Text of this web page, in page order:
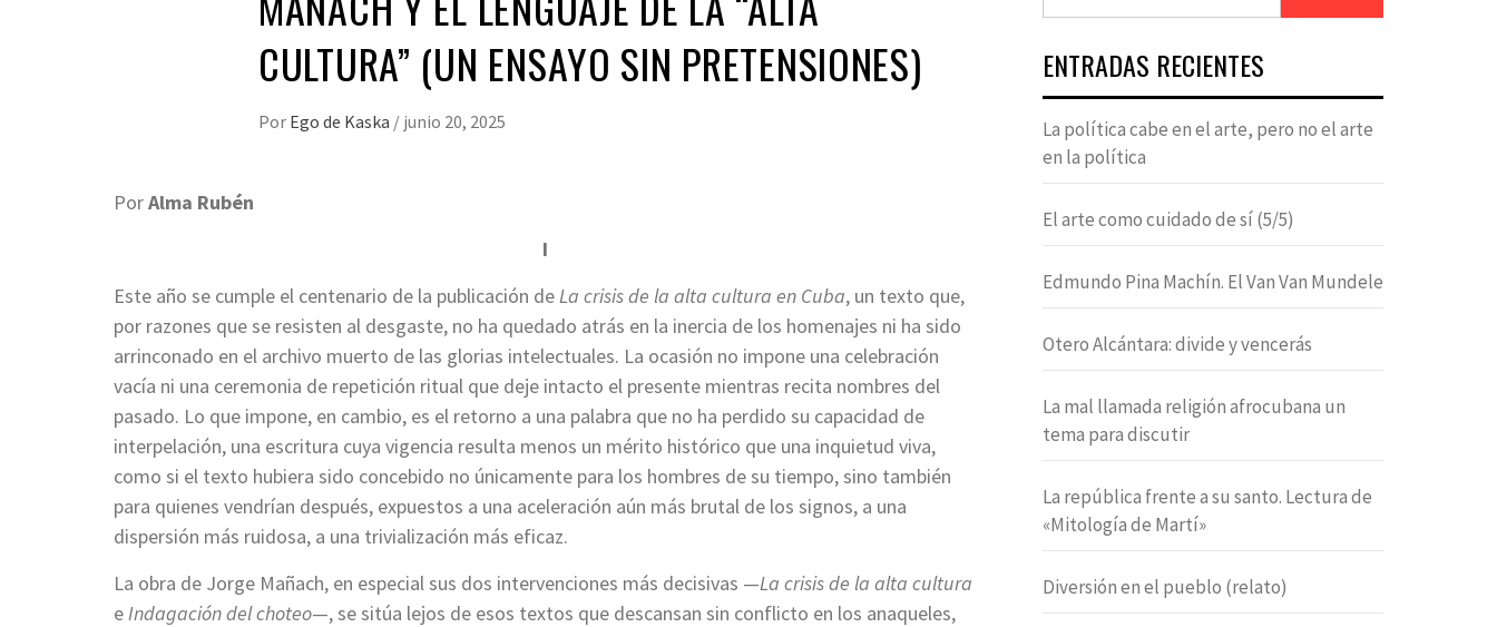
CULTURA” (UN ENSAYO SIN PRETENSIONES)
Por Ego de Kaska / junio 20, 2025
PorAlma Rubén
I
Este año se cumple el centenario de la publicación deLa crisis de la alta cultura en Cuba, un texto que,
por razones que se resisten al desgaste, no ha quedado atrás en la inercia de los homenajes ni ha sido
arrinconado en el archivo muerto de las glorias intelectuales. La ocasión no impone una celebración
vacía ni una ceremonia de repetición ritual que deje intacto el presente mientras recita nombres del
pasado. Lo que impone, en cambio, es el retorno a una palabra que no ha perdido su capacidad de
interpelación, una escritura cuya vigencia resulta menos un mérito histórico que una inquietud viva,
como si el texto hubiera sido concebido no únicamente para los hombres de su tiempo, sino también
para quienes vendrían después, expuestos a una aceleración aún más brutal de los signos, a una
dispersión más ruidosa, a una trivialización más eficaz.
La obra de Jorge Mañach, en especial sus dos intervenciones más decisivas —La crisis de la alta cultura
eIndagación del choteo—, se sitúa lejos de esos textos que descansan sin conflicto en los anaqueles,
ENTRADAS RECIENTES
La política cabe en el arte, pero no el arte
en la política
El arte como cuidado de sí (5/5)
Edmundo Pina Machín. El Van Van Mundele
Otero Alcántara: divide y vencerás
La mal llamada religión afrocubana un
tema para discutir
La república frente a su santo. Lectura de
«Mitología de Martí»
Diversión en el pueblo (relato)